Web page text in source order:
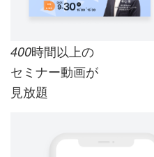
400時間以上の
セミナー動画が
見放題